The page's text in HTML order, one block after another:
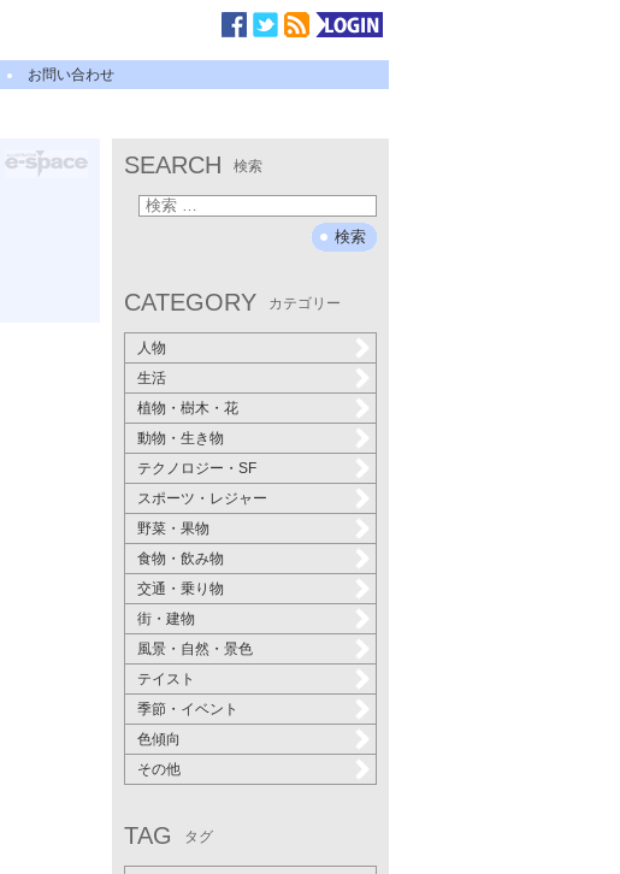
お問い合わせ
SEARCH 検索
CATEGORY カテゴリー
人物
生活
植物・樹木・花
動物・生き物
テクノロジー・SF
スポーツ・レジャー
野菜・果物
食物・飲み物
交通・乗り物
街・建物
風景・自然・景色
テイスト
季節・イベント
色傾向
その他
TAG タグ